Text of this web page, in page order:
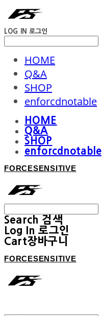
LOG IN 로그인
HOME
Q&A
SHOP
enforcdnotable
HOME
Q&A
SHOP
enforcdnotable
FORCESENSITIVE
Search 검색
Log In 로그인
Cart장바구니
FORCESENSITIVE